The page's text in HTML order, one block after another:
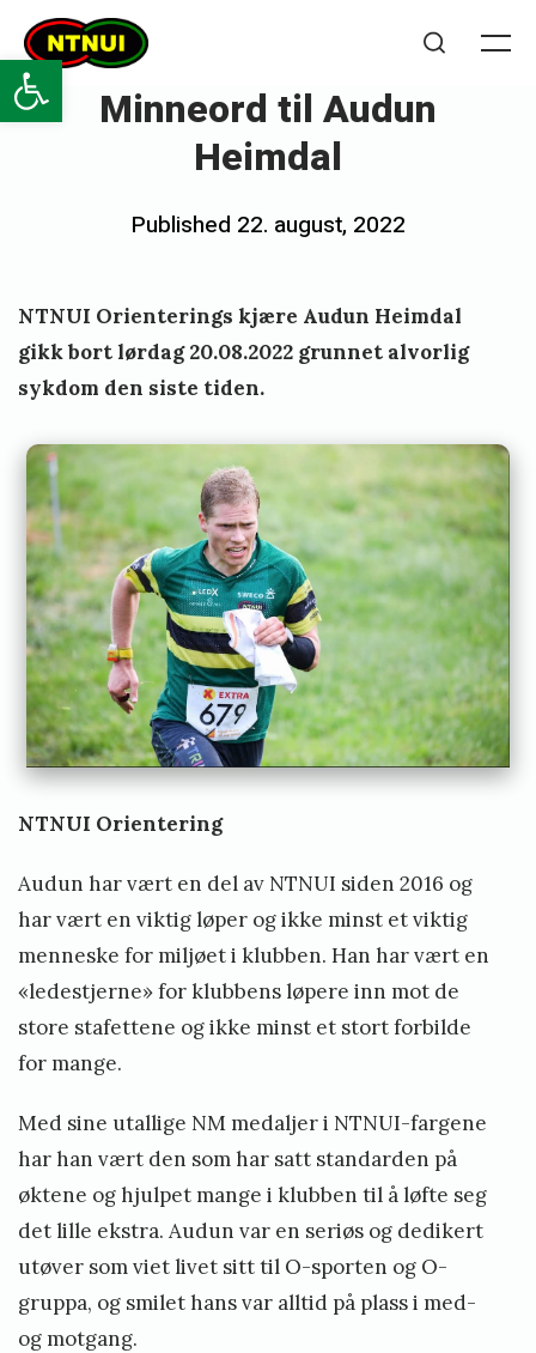
Open toolbar
Skip
content
NTNUI
Minneord til Audun
Heimdal
Posted
Published 22. august, 2022
e
m
i
s
t
o
r
v
i
k
NTNUI Orienterings kjære Audun Heimdal
gikk bort lørdag 20.08.2022 grunnet alvorlig
sykdom den siste tiden.
NTNUI Orientering
Audun har vært en del av NTNUI siden 2016 og
har vært en viktig løper og ikke minst et viktig
menneske for miljøet i klubben. Han har vært en
«ledestjerne» for klubbens løpere inn mot de
store stafettene og ikke minst et stort forbilde
for mange.
Med sine utallige NM medaljer i NTNUI-fargene
har han vært den som har satt standarden på
øktene og hjulpet mange i klubben til å løfte seg
det lille ekstra. Audun var en seriøs og dedikert
utøver som viet livet sitt til O-sporten og O-
gruppa, og smilet hans var alltid på plass i med-
og motgang.